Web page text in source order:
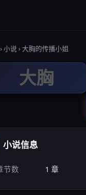
›小说› 大胸的传播小姐
大胸
小说信息
节数 1 章